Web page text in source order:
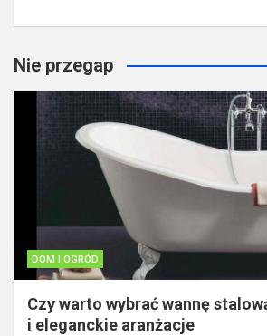
Nie przegap
DOM I OGRÓD
Czy warto wybrać wannę
i eleganckie aranżacje